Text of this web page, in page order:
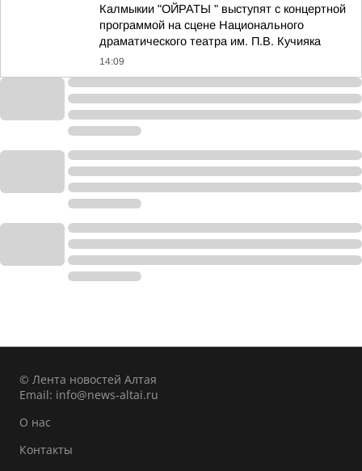
Калмыкии "ОЙРАТЫ " выступят с концертной
программой на сцене Национального
драматического театра им. П.В. Кучияка
14:09
© Лента новостей Алтая
Email: info@news-altai.ru
О нас
Контакты